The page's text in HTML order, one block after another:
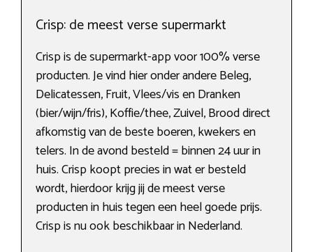
Crisp: de meest verse supermarkt
Crisp is de supermarkt-app voor 100% verse
producten. Je vind hier onder andere Beleg,
Delicatessen, Fruit, Vlees/vis en Dranken
(bier/wijn/fris), Koffie/thee, Zuivel, Brood direct
afkomstig van de beste boeren, kwekers en
telers. In de avond besteld = binnen 24 uur in
huis. Crisp koopt precies in wat er besteld
wordt, hierdoor krijg jij de meest verse
producten in huis tegen een heel goede prijs.
Crisp is nu ook beschikbaar in Nederland.